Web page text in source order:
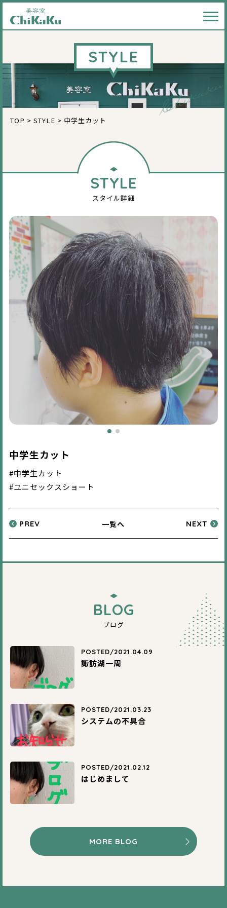
メ
STYLE
TOP > STYLE > 中学生カット
STYLE
スタイル詳細
中学生カット
#中学生カット
#ユニセックスショート
PREV 一覧へ NEXT
BLOG
ブログ
POSTED/2021.04.09
諏訪湖一周
POSTED/2021.03.23
システムの不具合
POSTED/2021.02.12
はじめまして
MORE BLOG